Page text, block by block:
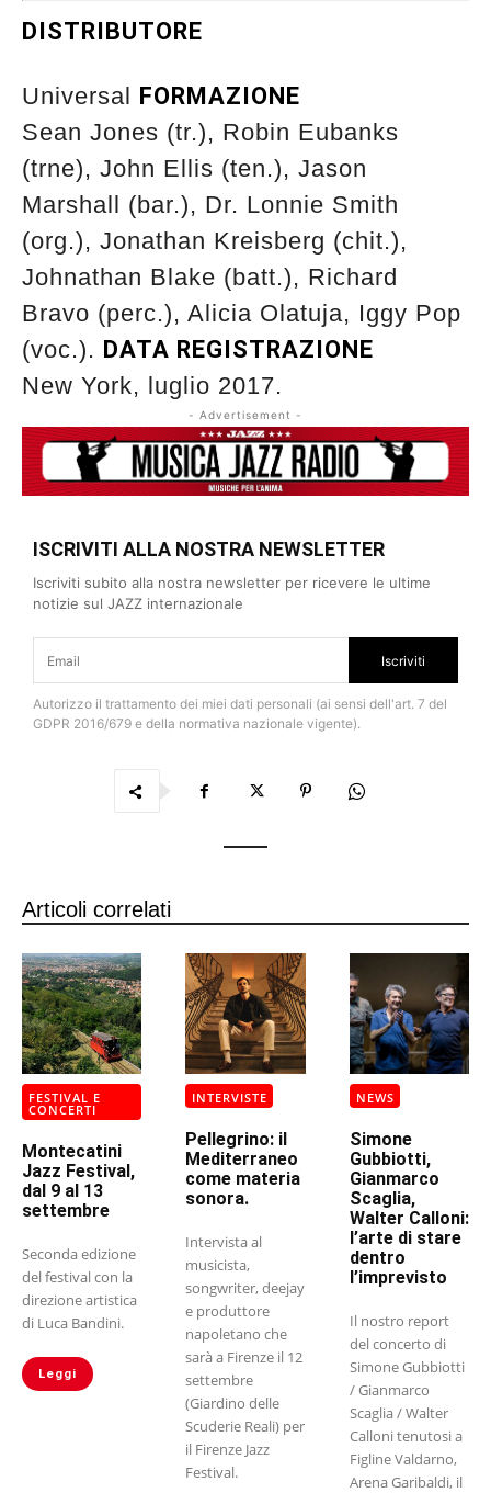
DISTRIBUTORE
Universal FORMAZIONE
Sean Jones (tr.), Robin Eubanks
(trne), John Ellis (ten.), Jason
Marshall (bar.), Dr. Lonnie Smith
(org.), Jonathan Kreisberg (chit.),
Johnathan Blake (batt.), Richard
Bravo (perc.), Alicia Olatuja, Iggy Pop
(voc.). DATA REGISTRAZIONE
New York, luglio 2017.
- Advertisement -
ISCRIVITI ALLA NOSTRA NEWSLETTER
Iscriviti subito alla nostra newsletter per ricevere le ultime
notizie sul JAZZ internazionale
Iscriviti
Autorizzo il trattamento dei miei dati personali (ai sensi dell'art. 7 del
GDPR 2016/679 e della normativa nazionale vigente).
Articoli correlati
FESTIVAL E
CONCERTI
Montecatini
Jazz Festival,
dal 9 al 13
settembre
Seconda edizione
del festival con la
direzione artistica
di Luca Bandini.
Leggi
INTERVISTE
Pellegrino: il
Mediterraneo
come materia
sonora.
Intervista al
musicista,
songwriter, deejay
e produttore
napoletano che
sarà a Firenze il 12
settembre
(Giardino delle
Scuderie Reali) per
il Firenze Jazz
Festival.
NEWS
Simone
Gubbiotti,
Gianmarco
Scaglia,
Walter Calloni:
l’arte di stare
dentro
l’imprevisto
Il nostro report
del concerto di
Simone Gubbiotti
/ Gianmarco
Scaglia / Walter
Calloni tenutosi a
Figline Valdarno,
Arena Garibaldi, il